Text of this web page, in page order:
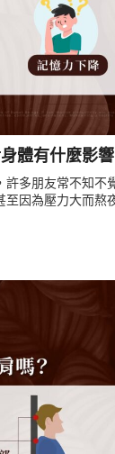
體有什麼影響
許多朋友常不知不
至因為壓力大而熬